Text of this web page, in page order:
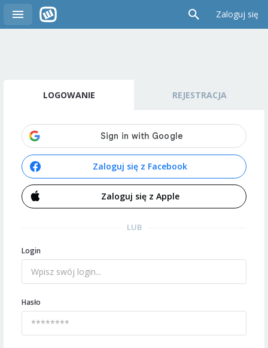
Zaloguj się
LOGOWANIE REJESTRACJA
Zaloguj się z Facebook
Zaloguj się z Apple
LUB
Login
Hasło